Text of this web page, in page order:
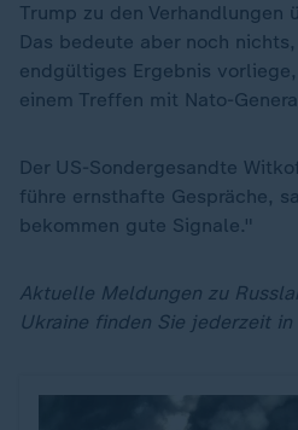
Trump zu den Verhandlungen
Das bedeute aber noch
endgültiges Ergebnis
einem Treffen mit Nato-
Der US-Sondergesandte
führe ernsthafte Gespräche,
bekommen gute Signale."
Aktuelle Meldungen zu
Ukraine finden Sie jederzeit